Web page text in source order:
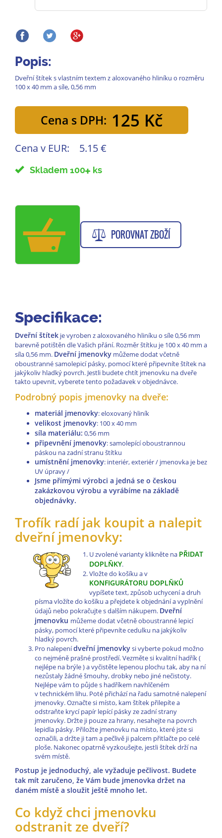
Popis:
Dveřní štítek s vlastním textem z aloxovaného hliníku o rozměru
100 x 40 mm a síle, 0,56 mm
Cena s DPH: 125 Kč
Cena v EUR: 5.15 €
Skladem 100 ks
POROVNAT ZBOŽÍ
Specifikace:
Dveřní štítek je vyroben z aloxovaného hliníku o síle 0,56 mm
barevně potištěn dle Vašich přání. Rozměr štítku je 100 x 40 mm a
síla 0,56 mm. Dveřní jmenovky můžeme dodat včetně
oboustranné samolepicí pásky, pomocí které připevníte štítek na
jakýkoliv hladký povrch. Jestli budete chtít jmenovku na dveře
takto upevnit, vyberete tento požadavek v objednávce.
Podrobný popis jmenovky na dveře:
materiál jmenovky: eloxovaný hliník
velikost jmenovky: 100 x 40 mm
síla materiálu: 0,56 mm
připevnění jmenovky: samolepící oboustrannou
páskou na zadní stranu štítku
umístnění jmenovky: interiér, exteriér / jmenovka je bez
UV úpravy /
Jsme přímými výrobci a jedná se o českou
zakázkovou výrobu a vyrábíme na základě
objednávky.
Trofík radí jak koupit a nalepit
dveřní jmenovky:
U zvolené varianty klikněte na PŘIDAT
DOPLŇKY.
Vložte do košíku a v
KONFIGURÁTORU DOPLŇKŮ
vypíšete text, způsob uchycení a druh
písma vložíte do košíku a přejdete k objednání a vyplnění
údajů nebo pokračujte s dalším nákupem. Dveřní
jmenovku můžeme dodat včetně oboustranné lepicí
pásky, pomocí které připevníte cedulku na jakýkoliv
hladký povrch.
Pro nalepenídveřní jmenovkysi vyberte pokud možno
co nejméně prašné prostředí. Vezměte si kvalitní hadřík (
nejlépe na brýle ) a vyčistěte lepenou plochu tak, aby na ní
nezůstaly žádné šmouhy, drobky nebo jiné nečistoty.
Nejlépe vám to půjde s hadříkem navhlčeném
v technickém lihu. Poté přichází na řadu samotné nalepení
jmenovky. Označte si místo, kam štítek přilepíte a
odstraňte krycí papír lepící pásky ze zadní strany
jmenovky. Držte ji pouze za hrany, nesahejte na povrch
lepidla pásky. Přiložte jmenovku na místo, které jste si
označili, a držte ji tam a pečlivě ji palcem přitlačte po celé
ploše. Nakonec opatrně vyzkoušejte, jestli štítek drží na
svém místě.
Postup je jednoduchý, ale vyžaduje pečlivost. Budete
tak mít zaručeno, že Vám bude jmenovka držet na
daném místě a sloužit ještě mnoho let.
Co když chci jmenovku
odstranit ze dveří?